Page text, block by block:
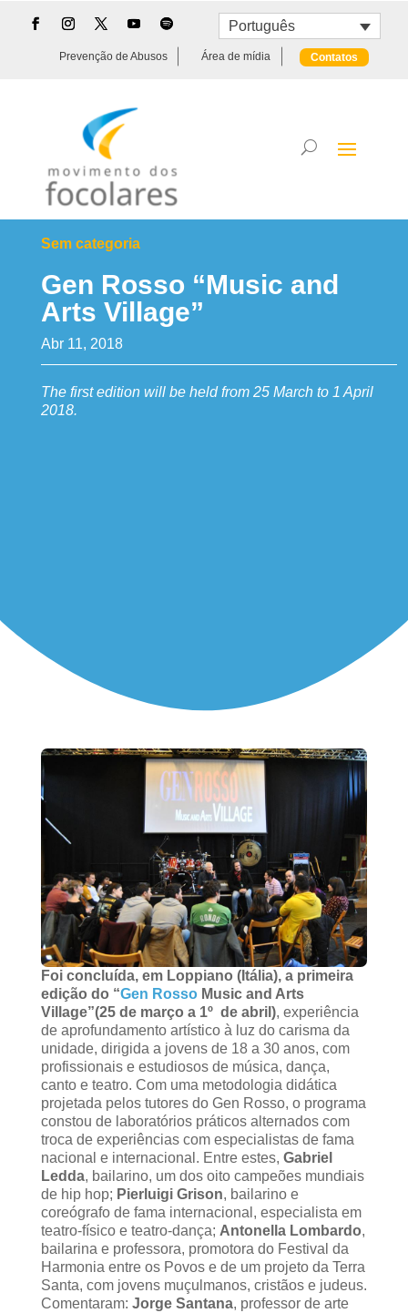
Português
Prevenção de Abusos Área de mídia Contatos
Sem categoria
Gen Rosso “Music and
Arts Village”
Abr 11, 2018
The first edition will be held from 25 March to 1 April
2018.
Foi concluída, em Loppiano (Itália), a primeira
edição do “Gen RossoMusic and Arts
Village”(25 de março a 1º de abril), experiência
de aprofundamento artístico à luz do carisma da
unidade, dirigida a jovens de 18 a 30 anos, com
profissionais e estudiosos de música, dança,
canto e teatro. Com uma metodologia didática
projetada pelos tutores do Gen Rosso, o programa
constou de laboratórios práticos alternados com
troca de experiências com especialistas de fama
nacional e internacional. Entre estes, Gabriel
Ledda, bailarino, um dos oito campeões mundiais
de hip hop; Pierluigi Grison, bailarino e
coreógrafo de fama internacional, especialista em
teatro-físico e teatro-dança; Antonella Lombardo,
bailarina e professora, promotora do Festival da
Harmonia entre os Povos e de um projeto da Terra
Santa, com jovens muçulmanos, cristãos e judeus.
Comentaram: Jorge Santana, professor de arte